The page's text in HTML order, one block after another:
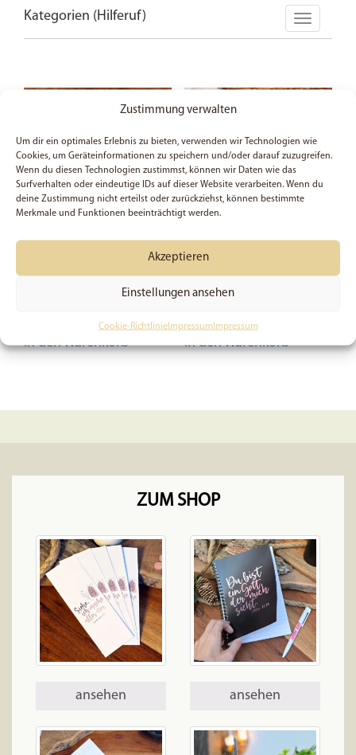
Zustimmung verwalten
Um dir ein optimales Erlebnis zu bieten, verwenden wir Technologien wie
Cookies, um Geräteinformationen zu speichern und/oder darauf zuzugreifen.
Wenn du diesen Technologien zustimmst, können wir Daten wie das
Surfverhalten oder eindeutige IDs auf dieser Website verarbeiten. Wenn du
deine Zustimmung nicht erteilst oder zurückziehst, können bestimmte
Merkmale und Funktionen beeinträchtigt werden.
Akzeptieren
Einstellungen ansehen
Cookie-RichtlinieImpressum Impressum
Kategorien (Hilferuf)
5x Psalm 50, 15 – Sticker
In den Warenkorb
5x Rufe mich an in der
Not – Sticker
In den Warenkorb
ZUM SHOP
ansehen ansehen